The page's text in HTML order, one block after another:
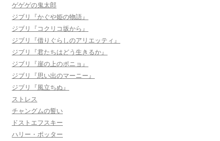
ゲゲゲの鬼太郎
ジブリ『かぐや姫の物語』
ジブリ『コクリコ坂から』
ジブリ『借りぐらしのアリエッティ』
ジブリ『君たちはどう生きるか』
ジブリ『崖の上のポニョ』
ジブリ『思い出のマーニー』
ジブリ『風立ちぬ』
ストレス
チャングムの誓い
ドストエフスキー
ハリー・ポッター